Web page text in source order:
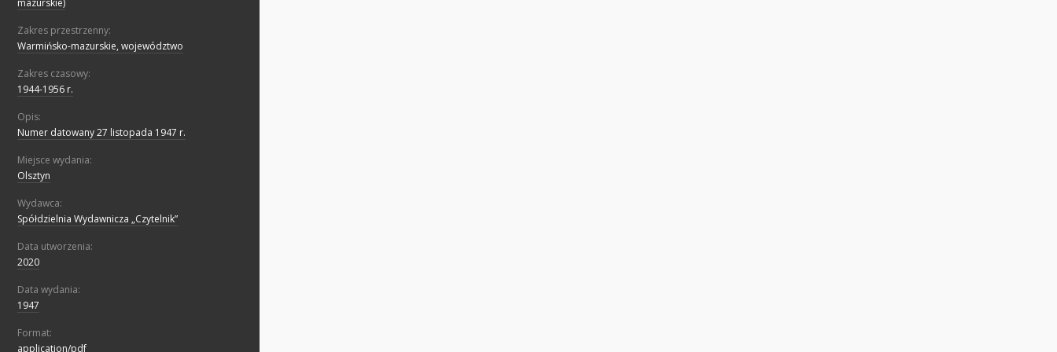
mazurskie)
Zakres przestrzenny:
Warmińsko-mazurskie, województwo
Zakres czasowy:
1944-1956 r.
Opis:
Numer datowany 27 listopada 1947 r.
Miejsce wydania:
Olsztyn
Wydawca:
Spółdzielnia Wydawnicza „Czytelnik”
Data utworzenia:
2020
Data wydania:
1947
Format:
application/pdf